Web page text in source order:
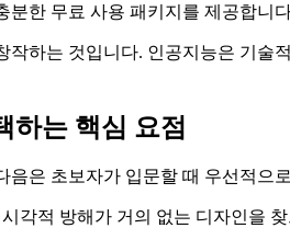
분한 무료 사용 패키지를 제공합
하는 것입니다. 인공지능은 기
하는 핵심 요점
은 초보자가 입문할 때 우선적으
각적 방해가 거의 없는 디자인을